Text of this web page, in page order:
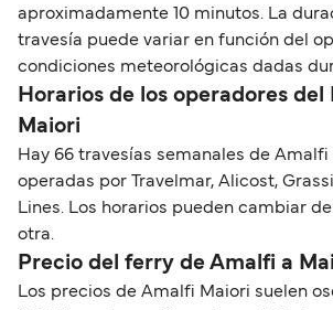
aproximadamente 10 minutos. La
travesía puede variar en función del
condiciones meteorológicas dadas
Horarios de los operadores del
Maiori
Hay 66 travesías semanales de
operadas por Travelmar, Alicost,
Lines. Los horarios pueden cambiar
otra.
Precio del ferry de Amalfi a
Los precios de Amalfi Maiori suelen